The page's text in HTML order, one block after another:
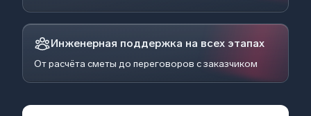
Инженерная поддержка на всех этапах
От расчёта сметы до переговоров с заказчиком